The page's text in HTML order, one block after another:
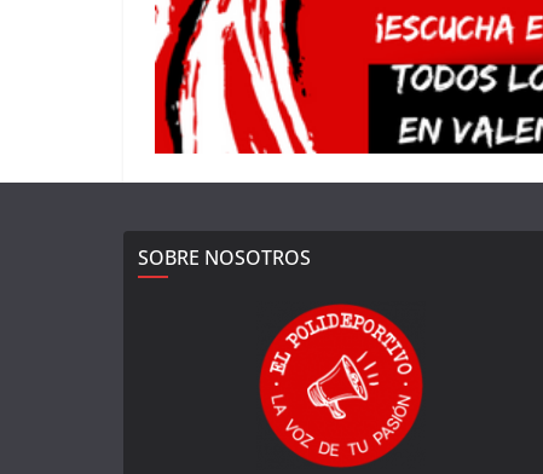
SOBRE NOSOTROS